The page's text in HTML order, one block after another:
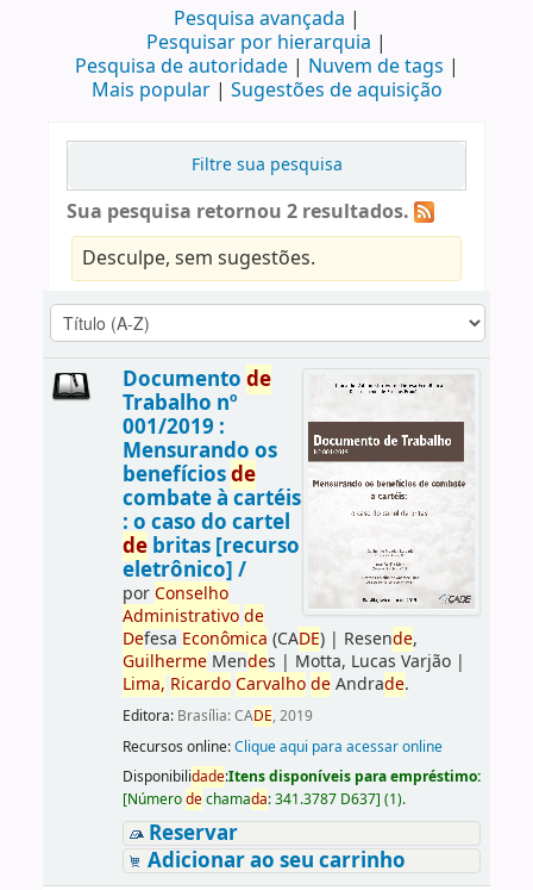
Pesquisa avançada
Pesquisar por hierarquia
Pesquisa de autoridade
Nuvem de tags
Mais popular
Sugestões de aquisição
Filtre sua pesquisa
Sua pesquisa retornou 2 resultados.
Desculpe, sem sugestões.
Documento de
Trabalho nº
001/2019 :
Mensurando os
benefíciosde
combate à cartéis
: o caso do cartel
debritas [recurso
eletrônico] /
porConselho
Administrativo de
Defesa Econômica (CADE)| Resende,
GuilhermeMendes | Motta, Lucas Varjão|
Lima, Ricardo Carvalho deAndrade.
Editora: Brasília: CADE, 2019
Recursos online:Clique aqui para acessar online
Disponibilidade:Itens disponíveis para empréstimo:
[Númerodechamada:341.3787 D637] (1).
Reservar
Adicionar ao seu carrinho